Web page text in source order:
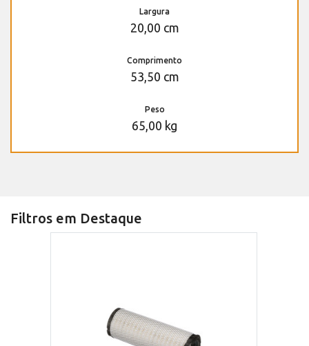
Largura
20,00 cm
Comprimento
53,50 cm
Peso
65,00 kg
Filtros em Destaque